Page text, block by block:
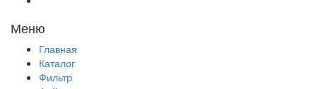
Меню
Главная
Каталог
Фильтр